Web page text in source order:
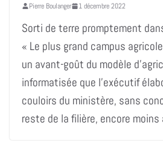
Pierre Boulanger 1 décembre 2022
Sorti de terre promptement
« Le plus grand campus
un avant-goût du modèle
informatisée que l’exécutif
couloirs du ministère, sans
reste de la filière, encore